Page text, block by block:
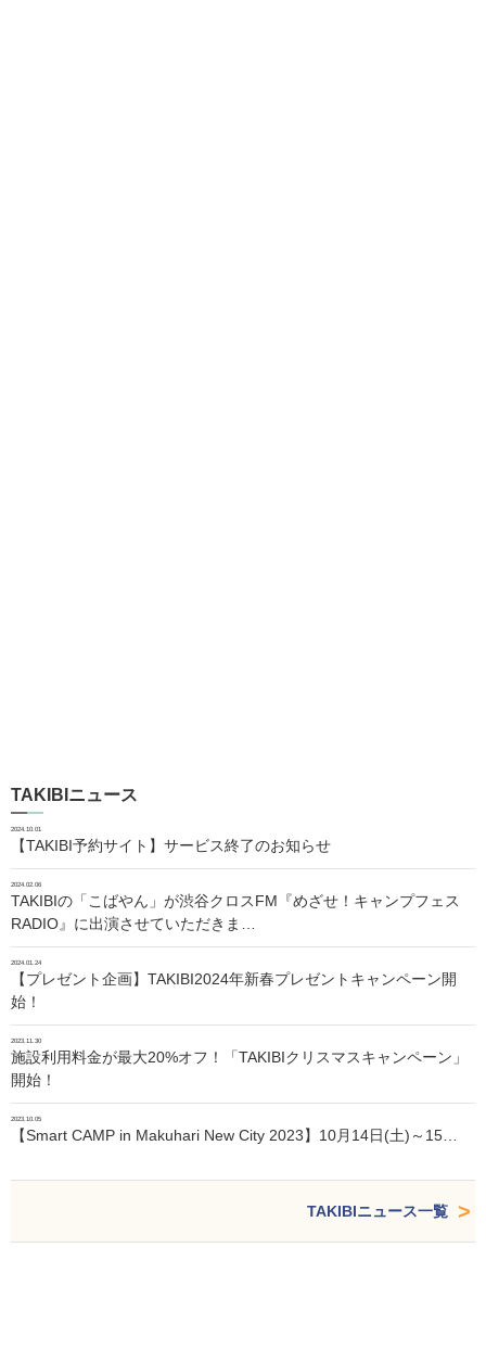
TAKIBIニュース
2024.10.01
【TAKIBI予約サイト】サービス終了のお知らせ
2024.02.06
TAKIBIの「こばやん」が渋谷クロスFM『めざせ！キャンプフェス
RADIO』に出演させていただきま…
2024.01.24
【プレゼント企画】TAKIBI2024年新春プレゼントキャンペーン開
始！
2023.11.30
施設利用料金が最大20%オフ！「TAKIBIクリスマスキャンペーン」
開始！
2023.10.05
【Smart CAMP in Makuhari New City 2023】10月14日(土)～15…
TAKIBIニュース一覧